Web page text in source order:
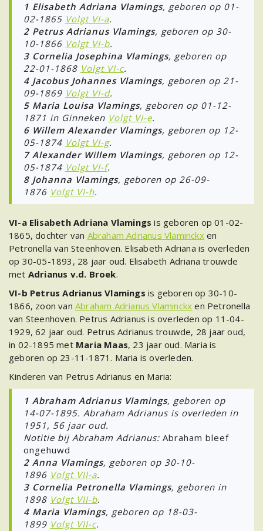
1 Elisabeth Adriana Vlamings, geboren op 01-
02-1865 Volgt VI-a.
2 Petrus Adrianus Vlamings, geboren op 30-
10-1866 Volgt VI-b.
3 Cornelia Josephina Vlamings, geboren op
22-01-1868 Volgt VI-c.
4 Jacobus Johannes Vlamings, geboren op 21-
09-1869 Volgt VI-d.
5 Maria Louisa Vlamings, geboren op 01-12-
1871 in Ginneken Volgt VI-e.
6 Willem Alexander Vlamings, geboren op 12-
05-1874 Volgt VI-g.
7 Alexander Willem Vlamings, geboren op 12-
05-1874 Volgt VI-f.
8 Johanna Vlamings, geboren op 26-09-
1876 Volgt VI-h.
VI-a Elisabeth Adriana Vlamings is geboren op 01-02-
1865, dochter van Abraham Adrianus Vlaminckxen
Petronella van Steenhoven. Elisabeth Adriana is overleden
op 30-05-1893, 28 jaar oud. Elisabeth Adriana trouwde
met Adrianus v.d. Broek.
VI-b Petrus Adrianus Vlamings is geboren op 30-10-
1866, zoon van Abraham Adrianus Vlaminckx en Petronella
van Steenhoven. Petrus Adrianus is overleden op 11-04-
1929, 62 jaar oud. Petrus Adrianus trouwde, 28 jaar oud,
in 02-1895 met Maria Maas, 23 jaar oud. Maria is
geboren op 23-11-1871. Maria is overleden.
Kinderen van Petrus Adrianus en Maria:
1 Abraham Adrianus Vlamings, geboren op
14-07-1895. Abraham Adrianus is overleden in
1951, 56 jaar oud.
Notitie bij Abraham Adrianus: Abraham bleef
ongehuwd
2 Anna Vlamings, geboren op 30-10-
1896 Volgt VII-a.
3 Cornelia Petronella Vlamings, geboren in
1898 Volgt VII-b.
4 Maria Vlamings, geboren op 18-03-
1899 Volgt VII-c.